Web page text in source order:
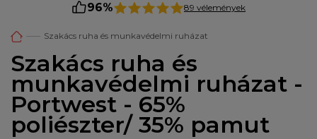
96% 89 vélemények
Szakács ruha és munkavédelmi ruházat
Szakács ruha és
munkavédelmi ruházat -
Portwest - 65%
poliészter/ 35% pamut